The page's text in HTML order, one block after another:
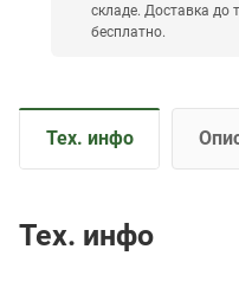
складе. Доставка до
бесплатно.
Тех. инфо
Тех. инфо